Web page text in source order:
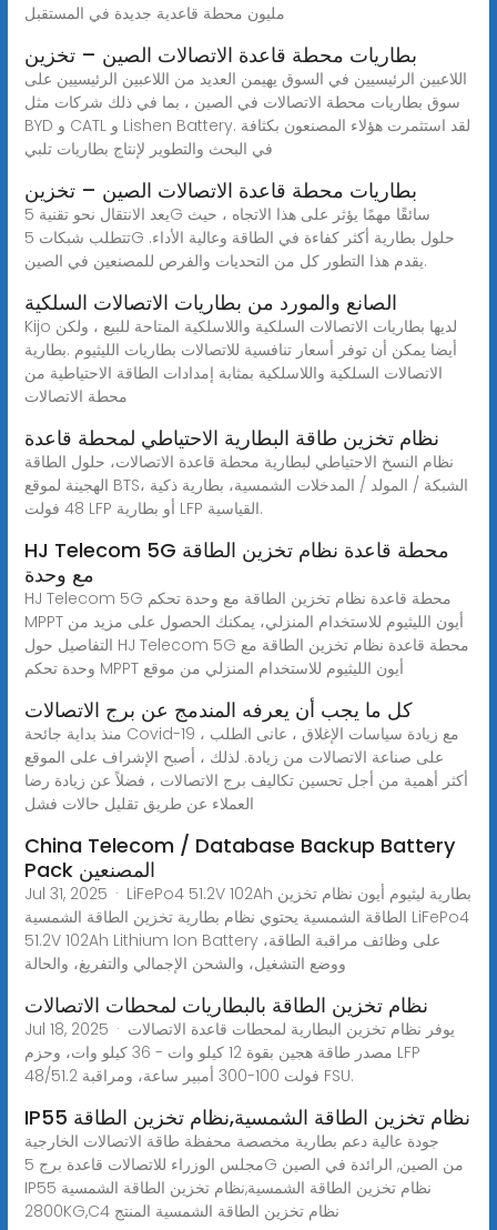
مليون محطة قاعدية جديدة في المستقبل
بطاريات محطة قاعدة الاتصالات الصين – تخزين
اللاعبين الرئيسيين في السوق يهيمن العديد من اللاعبين الرئيسيين على
سوق بطاريات محطة الاتصالات في الصين ، بما في ذلك شركات مثل
BYD و CATL و Lishen Battery. لقد استثمرت هؤلاء المصنعون بكثافة
في البحث والتطوير لإنتاج بطاريات تلبي
بطاريات محطة قاعدة الاتصالات الصين – تخزين
يعد الانتقال نحو تقنية 5G سائقًا مهمًا يؤثر على هذا الاتجاه ، حيث
تتطلب شبكات 5G حلول بطارية أكثر كفاءة في الطاقة وعالية الأداء.
يقدم هذا التطور كل من التحديات والفرص للمصنعين في الصين.
الصانع والمورد من بطاريات الاتصالات السلكية
Kijo لديها بطاريات الاتصالات السلكية واللاسلكية المتاحة للبيع ، ولكن
أيضا يمكن أن توفر أسعار تنافسية للاتصالات بطاريات الليثيوم .بطارية
الاتصالات السلكية واللاسلكية بمثابة إمدادات الطاقة الاحتياطية من
محطة الاتصالات
نظام تخزين طاقة البطارية الاحتياطي لمحطة قاعدة
نظام النسخ الاحتياطي لبطارية محطة قاعدة الاتصالات، حلول الطاقة
الهجينة لموقع BTS، الشبكة / المولد / المدخلات الشمسية، بطارية ذكية
48 فولت LFP أو بطارية LFP القياسية.
HJ Telecom 5G محطة قاعدة نظام تخزين الطاقة
مع وحدة
HJ Telecom 5G محطة قاعدة نظام تخزين الطاقة مع وحدة تحكم
MPPT أيون الليثيوم للاستخدام المنزلي، يمكنك الحصول على مزيد من
التفاصيل حول HJ Telecom 5G محطة قاعدة نظام تخزين الطاقة مع
وحدة تحكم MPPT أيون الليثيوم للاستخدام المنزلي من موقع
كل ما يجب أن يعرفه المندمج عن برج الاتصالات
منذ بداية جائحة Covid-19 ، مع زيادة سياسات الإغلاق ، عانى الطلب
على صناعة الاتصالات من زيادة. لذلك ، أصبح الإشراف على الموقع
أكثر أهمية من أجل تحسين تكاليف برج الاتصالات ، فضلاً عن زيادة رضا
العملاء عن طريق تقليل حالات فشل
China Telecom / Database Backup Battery
Pack المصنعين
Jul 31, 2025 · LiFePo4 51.2V 102Ah بطارية ليثيوم أيون نظام تخزين
الطاقة الشمسية يحتوي نظام بطارية تخزين الطاقة الشمسية LiFePo4
51.2V 102Ah Lithium Ion Battery على وظائف مراقبة الطاقة،
ووضع التشغيل، والشحن الإجمالي والتفريغ، والحالة
نظام تخزين الطاقة بالبطاريات لمحطات الاتصالات
Jul 18, 2025 · يوفر نظام تخزين البطارية لمحطات قاعدة الاتصالات
مصدر طاقة هجين بقوة 12 كيلو وات - 36 كيلو وات، وحزم LFP
48/51.2 فولت 100-300 أمبير ساعة، ومراقبة FSU.
IP55 نظام تخزين الطاقة الشمسية,نظام تخزين الطاقة
جودة عالية دعم بطارية مخصصة محفظة طاقة الاتصالات الخارجية
مجلس الوزراء للاتصالات قاعدة برج 5G من الصين, الرائدة في الصين
IP55 نظام تخزين الطاقة الشمسية,نظام تخزين الطاقة الشمسية
2800KG,C4 نظام تخزين الطاقة الشمسية المنتج